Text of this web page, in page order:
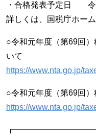
・合格発表予定日 令
詳しくは、国税庁ホー
○令和元年度（第69回
いて
https://www.nta.go.jp/
○令和元年度（第69回
https://www.nta.go.jp/